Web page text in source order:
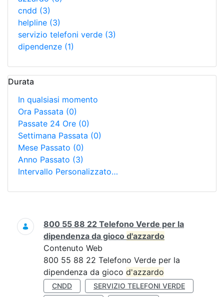
cndd (3)
helpline (3)
servizio telefoni verde (3)
dipendenze (1)
Durata
In qualsiasi momento
Ora Passata (0)
Passate 24 Ore (0)
Settimana Passata (0)
Mese Passato (0)
Anno Passato (3)
Intervallo Personalizzato…
Ricerca
800 55 88 22 Telefono Verde per la
dipendenza da gioco d'azzardo
Contenuto Web
800 55 88 22 Telefono Verde per la
dipendenza da gioco d'azzardo
CNDD
SERVIZIO TELEFONI VERDE